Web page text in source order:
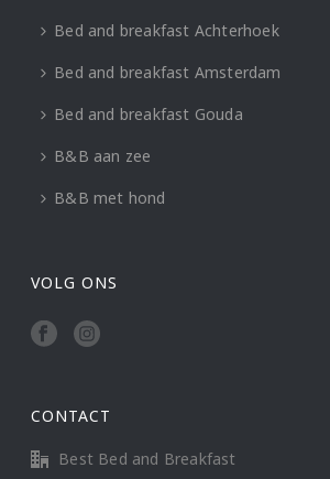
Bed and breakfast Achterhoek
Bed and breakfast Amsterdam
Bed and breakfast Gouda
B&B aan zee
B&B met hond
VOLG ONS
CONTACT
Best Bed and Breakfast